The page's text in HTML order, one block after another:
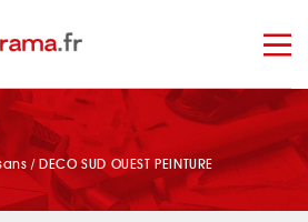
manage_search
/ DECO SUD OUEST PEINTURE